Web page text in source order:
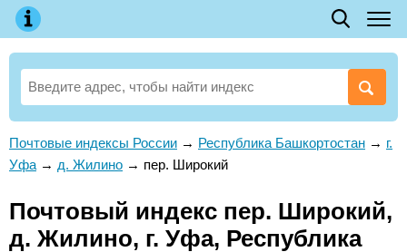
Почтовые индексы России → Республика Башкортостан → г.
Уфа → д. Жилино → пер. Широкий
Почтовый индекс пер. Широкий,
д. Жилино, г. Уфа, Республика